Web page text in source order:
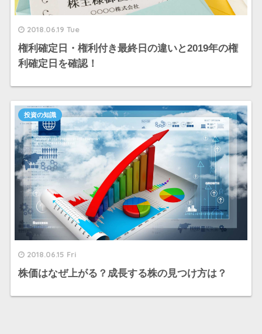
2018.06.19 Tue
権利確定日・権利付き最終日の違いと2019年の権
利確定日を確認！
2018.06.15 Fri
株価はなぜ上がる？成長する株の見つけ方は？
投資の知識